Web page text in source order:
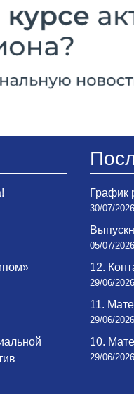
График
30/07/2026
05/07/2026
12.
29/06/2026
11.
29/06/2026
10.
29/06/2026